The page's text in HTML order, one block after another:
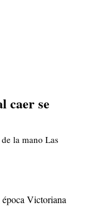
caer se
la mano Las